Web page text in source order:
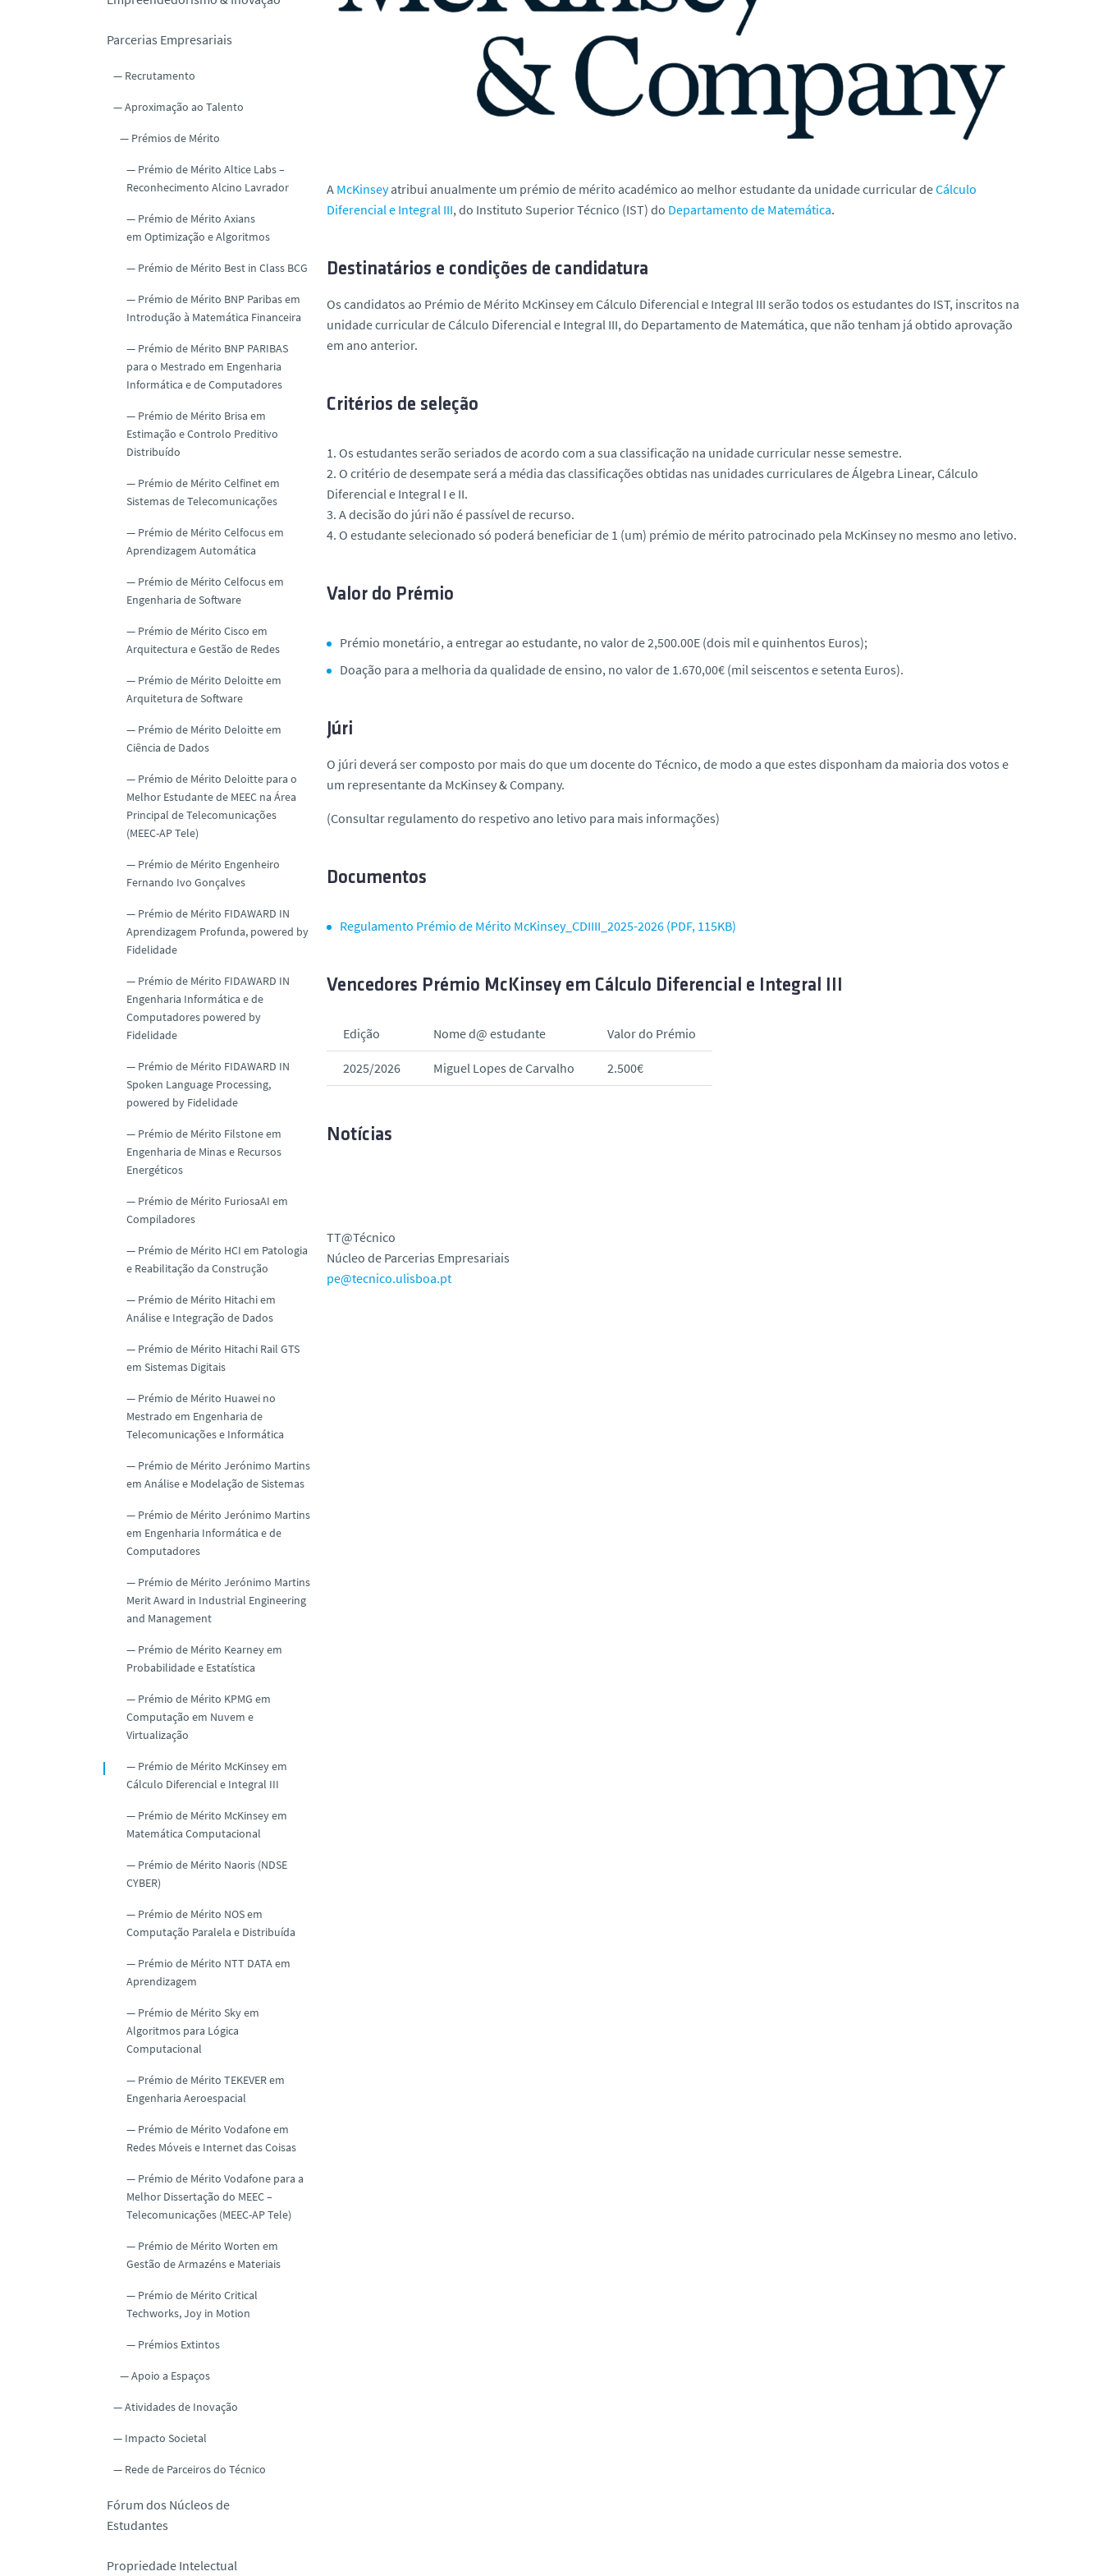
Parcerias Empresariais
Recrutamento
Aproximação ao Talento
Prémios de Mérito
Prémio de Mérito Altice Labs –
Reconhecimento Alcino Lavrador
Prémio de Mérito Axians
em Optimização e Algoritmos
Prémio de Mérito Best in Class BCG
Prémio de Mérito BNP Paribas em
Introdução à Matemática Financeira
Prémio de Mérito BNP PARIBAS
para o Mestrado em Engenharia
Informática e de Computadores
Prémio de Mérito Brisa em
Estimação e Controlo Preditivo
Distribuído
Prémio de Mérito Celfinet em
Sistemas de Telecomunicações
Prémio de Mérito Celfocus em
Aprendizagem Automática
Prémio de Mérito Celfocus em
Engenharia de Software
Prémio de Mérito Cisco em
Arquitectura e Gestão de Redes
Prémio de Mérito Deloitte em
Arquitetura de Software
Prémio de Mérito Deloitte em
Ciência de Dados
Prémio de Mérito Deloitte para o
Melhor Estudante de MEEC na Área
Principal de Telecomunicações
(MEEC-AP Tele)
Prémio de Mérito Engenheiro
Fernando Ivo Gonçalves
Prémio de Mérito FIDAWARD IN
Aprendizagem Profunda, powered by
Fidelidade
Prémio de Mérito FIDAWARD IN
Engenharia Informática e de
Computadores powered by
Fidelidade
Prémio de Mérito FIDAWARD IN
Spoken Language Processing,
powered by Fidelidade
Prémio de Mérito Filstone em
Engenharia de Minas e Recursos
Energéticos
Prémio de Mérito FuriosaAI em
Compiladores
Prémio de Mérito HCI em Patologia
e Reabilitação da Construção
Prémio de Mérito Hitachi em
Análise e Integração de Dados
Prémio de Mérito Hitachi Rail GTS
em Sistemas Digitais
Prémio de Mérito Huawei no
Mestrado em Engenharia de
Telecomunicações e Informática
Prémio de Mérito Jerónimo Martins
em Análise e Modelação de Sistemas
Prémio de Mérito Jerónimo Martins
em Engenharia Informática e de
Computadores
Prémio de Mérito Jerónimo Martins
Merit Award in Industrial Engineering
and Management
Prémio de Mérito Kearney em
Probabilidade e Estatística
Prémio de Mérito KPMG em
Computação em Nuvem e
Virtualização
Prémio de Mérito McKinsey em
Cálculo Diferencial e Integral III
Prémio de Mérito McKinsey em
Matemática Computacional
Prémio de Mérito Naoris (NDSE
CYBER)
Prémio de Mérito NOS em
Computação Paralela e Distribuída
Prémio de Mérito NTT DATA em
Aprendizagem
Prémio de Mérito Sky em
Algoritmos para Lógica
Computacional
Prémio de Mérito TEKEVER em
Engenharia Aeroespacial
Prémio de Mérito Vodafone em
Redes Móveis e Internet das Coisas
Prémio de Mérito Vodafone para a
Melhor Dissertação do MEEC –
Telecomunicações (MEEC-AP Tele)
Prémio de Mérito Worten em
Gestão de Armazéns e Materiais
Prémio de Mérito Critical
Techworks, Joy in Motion
Prémios Extintos
Apoio a Espaços
Atividades de Inovação
Impacto Societal
Rede de Parceiros do Técnico
Fórum dos Núcleos de
Estudantes
Propriedade Intelectual
A McKinseyatribui anualmente um prémio de mérito académico ao melhor estudante da unidade curricular deCálculo
Diferencial e Integral III, do Instituto Superior Técnico (IST) do Departamento de Matemática.
Destinatários e condições de candidatura
Os candidatos ao Prémio de Mérito McKinsey em Cálculo Diferencial e Integral III serão todos os estudantes do IST, inscritos na
unidade curricular de Cálculo Diferencial e Integral III, do Departamento de Matemática, que não tenham já obtido aprovação
em ano anterior.
Critérios de seleção
1. Os estudantes serão seriados de acordo com a sua classificação na unidade curricular nesse semestre.
2. O critério de desempate será a média das classificações obtidas nas unidades curriculares de Álgebra Linear, Cálculo
Diferencial e Integral I e II.
3. A decisão do júri não é passível de recurso.
4. O estudante selecionado só poderá beneficiar de 1 (um) prémio de mérito patrocinado pela McKinsey no mesmo ano letivo.
Valor do Prémio
Prémio monetário, a entregar ao estudante, no valor de 2,500.00E (dois mil e quinhentos Euros);
Doação para a melhoria da qualidade de ensino, no valor de 1.670,00€ (mil seiscentos e setenta Euros).
Júri
O júri deverá ser composto por mais do que um docente do Técnico, de modo a que estes disponham da maioria dos votos e
um representante da McKinsey & Company.
(Consultar regulamento do respetivo ano letivo para mais informações)
Documentos
Regulamento Prémio de Mérito McKinsey_CDIIII_2025-2026 (PDF, 115KB)
Vencedores Prémio McKinsey em Cálculo Diferencial e Integral III
Edição Nome d@ estudante Valor do Prémio
2025/2026 Miguel Lopes de Carvalho 2.500€
Notícias
TT@Técnico
Núcleo de Parcerias Empresariais
pe@tecnico.ulisboa.pt